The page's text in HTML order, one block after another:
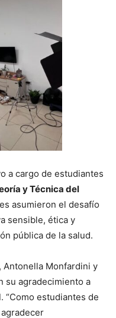
a cargo de estudiantes
y Técnica del
asumieron el desafío
sensible, ética y
pública de la salud.
Antonella Monfardini y
su agradecimiento a
“Como estudiantes de